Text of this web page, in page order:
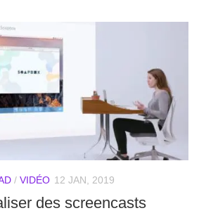
/ VIDÉO 12 JAN, 2019
des screencasts